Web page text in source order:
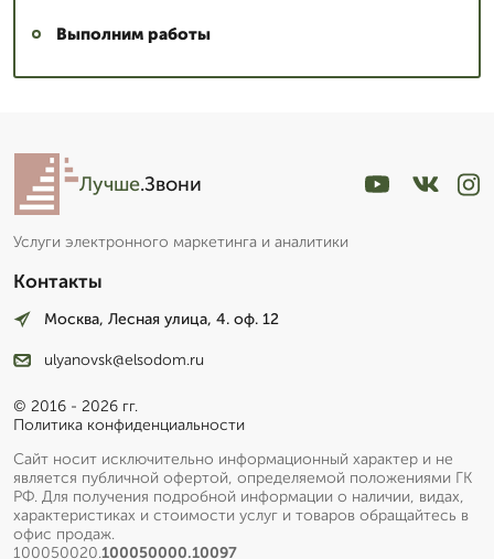
Выполним работы
Лучше.Звони
Услуги электронного маркетинга и аналитики
Контакты
Москва, Лесная улица, 4. оф. 12
ulyanovsk@elsodom.ru
© 2016 - 2026 гг.
Политика конфиденциальности
Сайт носит исключительно информационный характер и не
является публичной офертой, определяемой положениями ГК
РФ. Для получения подробной информации о наличии, видах,
характеристиках и стоимости услуг и товаров обращайтесь в
офис продаж.
100050020.100050000.10097